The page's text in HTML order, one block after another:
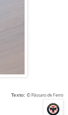
Texto: © Pássaro de Ferro